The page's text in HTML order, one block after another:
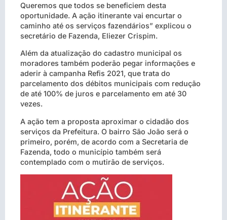
Queremos que todos se beneficiem desta
oportunidade. A ação itinerante vai encurtar o
caminho até os serviços fazendários” explicou o
secretário de Fazenda, Eliezer Crispim.
Além da atualização do cadastro municipal os
moradores também poderão pegar informações e
aderir à campanha Refis 2021, que trata do
parcelamento dos débitos municipais com redução
de até 100% de juros e parcelamento em até 30
vezes.
A ação tem a proposta aproximar o cidadão dos
serviços da Prefeitura. O bairro São João será o
primeiro, porém, de acordo com a Secretaria de
Fazenda, todo o município também será
contemplado com o mutirão de serviços.